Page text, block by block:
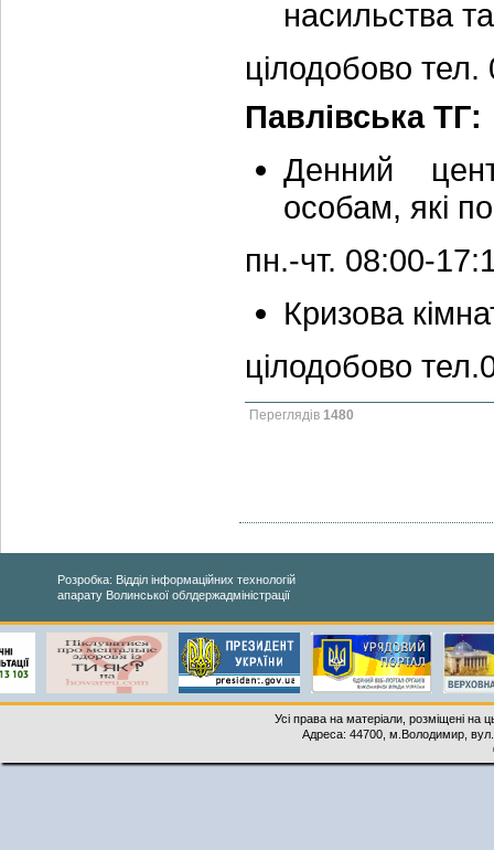
насильства
цілодобово
Павлівська ТГ:
Денний
особам, які
пн.-чт. 08:00-
Кризова
цілодобово
Переглядів 1480
Розробка: Відділ інформаційних технологій
апарату Волинської облдержадміністрації
Усі права на матеріали, розміщені на
Адреса: 44700, м.Володимир,